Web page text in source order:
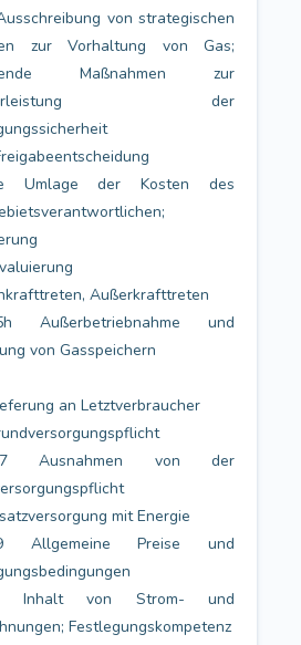
von strategischen
zur Vorhaltung von Gas;
Maßnahmen zur
der
Umlage der Kosten des
Außerkrafttreten
Außerbetriebnahme und
von Gasspeichern
an Letztverbraucher
Ausnahmen von der
mit Energie
Preise und
von Strom- und
Festlegungskompetenz